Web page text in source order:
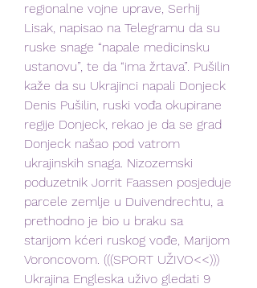
regionalne vojne uprave, Serhij
Lisak, napisao na Telegramu da su
ruske snage “napale medicinsku
ustanovu”, te da “ima žrtava”. Pušilin
kaže da su Ukrajinci napali Donjeck
Denis Pušilin, ruski vođa okupirane
regije Donjeck, rekao je da se grad
Donjeck našao pod vatrom
ukrajinskih snaga. Nizozemski
poduzetnik Jorrit Faassen posjeduje
parcele zemlje u Duivendrechtu, a
prethodno je bio u braku sa
starijom kćeri ruskog vođe, Marijom
Voroncovom. (((SPORT UŽIVO<<)))
Ukrajina Engleska uživo gledati 9